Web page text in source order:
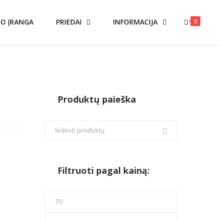
0
ĮRANGA PRIEDAI INFORMACIJA
Produktų paieška
Filtruoti pagal kainą: